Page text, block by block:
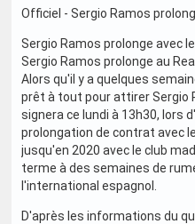
Officiel - Sergio Ramos
Sergio Ramos prolonge avec
Sergio Ramos prolonge au
Alors qu'il y a quelques
prêt à tout pour attirer Sergio
signera ce lundi à 13h30, lors
prolongation de contrat avec
jusqu'en 2020 avec le club
terme à des semaines de
l'international espagnol.
D'après les informations du